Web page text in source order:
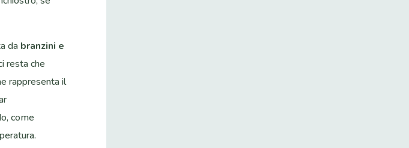
da branzini e
resta che
rappresenta il
come